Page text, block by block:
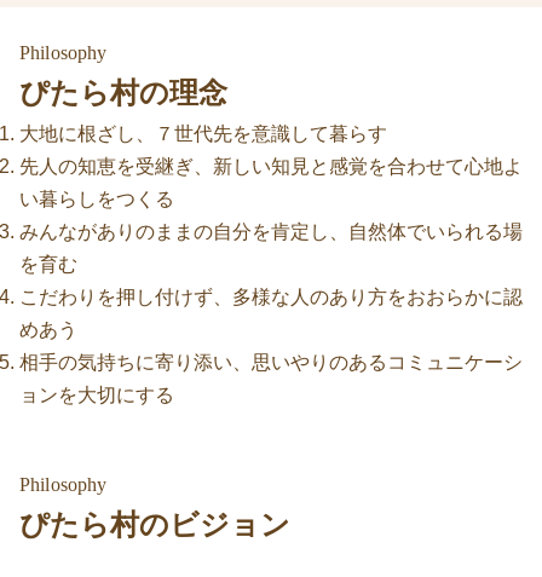
Philosophy
ぴたら村の理念
大地に根ざし、７世代先を意識して暮らす
先人の知恵を受継ぎ、新しい知見と感覚を合わせて心地よ
い暮らしをつくる
みんながありのままの自分を肯定し、自然体でいられる場
を育む
こだわりを押し付けず、多様な人のあり方をおおらかに認
めあう
相手の気持ちに寄り添い、思いやりのあるコミュニケーシ
ョンを大切にする
Philosophy
ぴたら村のビジョン